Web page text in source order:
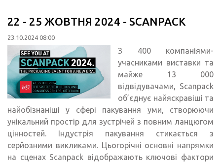
22 - 25 ЖОВТНЯ 2024 - SCANPACK
23.10.2024 08:00
З 400 компаніями-
учасниками виставки та
майже 13 000
відвідувачами, Scanpack
об’єднує найяскравіші та
найобізнаніші у сфері пакування уми, створюючи
унікальний простір для зустрічей з повним ланцюгом
цінностей. Індустрія пакування стикається з
серйозними викликами. Цьогорічні основні напрямки
на сценах Scanpack відображають ключові фактори